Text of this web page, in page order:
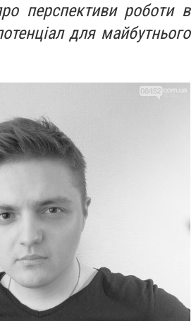
перспективи роботи в
для майбутнього